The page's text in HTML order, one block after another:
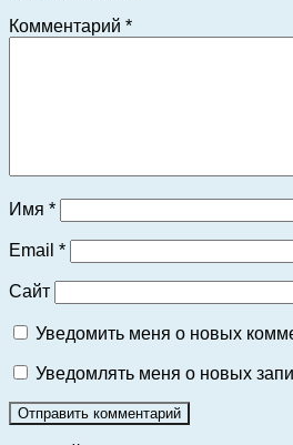
Комментарий *
Имя *
Email *
Сайт
Уведомить меня о новых
Уведомлять меня о новых